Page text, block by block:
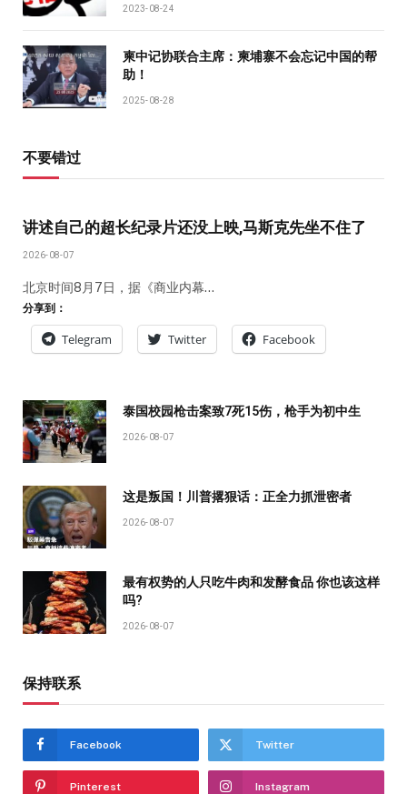
2023-08-24
柬中记协联合主席：柬埔寨不会忘记中国的帮
助！
2025-08-28
不要错过
讲述自己的超长纪录片还没上映,马斯克先坐不住了
2026-08-07
北京时间8月7日，据《商业内幕…
分享到：
Telegram Twitter Facebook
泰国校园枪击案致7死15伤，枪手为初中生
2026-08-07
这是叛国！川普撂狠话：正全力抓泄密者
2026-08-07
最有权势的人只吃牛肉和发酵食品 你也该这样
吗?
2026-08-07
保持联系
Facebook Twitter
Pinterest Instagram